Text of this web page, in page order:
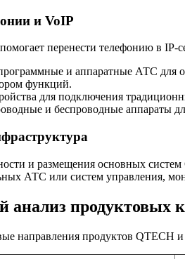
и VoIP
перенести телефонию в IP-
и аппаратные АТС для
функций.
для подключения
и беспроводные аппараты
и размещения основных
АТС или систем управления,
анализ продуктовых
направления продуктов QTECH